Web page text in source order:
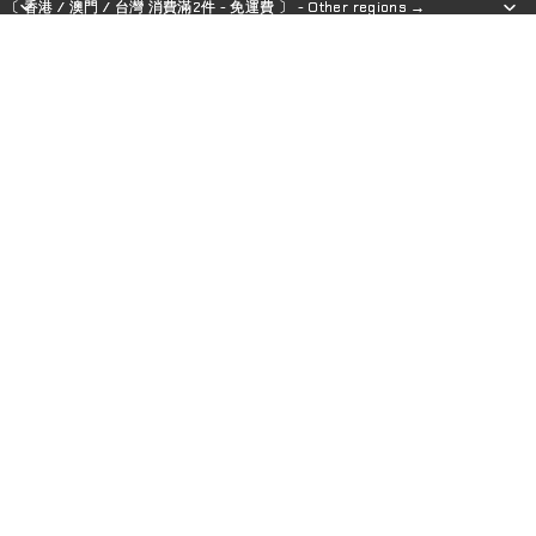
〔 香港 / 澳門 / 台灣 消費滿2件 - 免運費 〕 - Other regions →
〔 香港 / 澳門 / 台灣 消費滿2件 - 免運費 〕 - Other regions →